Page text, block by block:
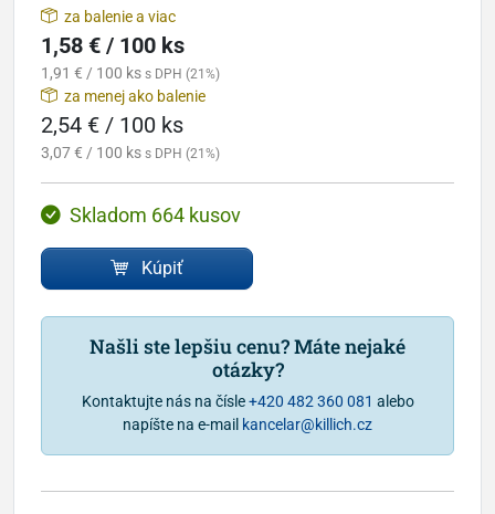
za balenie a viac
1,58 € / 100 ks
1,91 € / 100 ks s DPH (21%)
za menej ako balenie
2,54 € / 100 ks
3,07 € / 100 ks s DPH (21%)
Skladom 664 kusov
Kúpiť
Našli ste lepšiu cenu? Máte nejaké
otázky?
Kontaktujte nás na čísle+420 482 360 081 alebo
napíšte na e-mail kancelar@killich.cz